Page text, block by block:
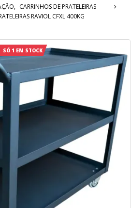
, CARRINHOS DE PRATELEIRAS
RAVIOL CFXL 400KG
SÓ 1 EM STOCK